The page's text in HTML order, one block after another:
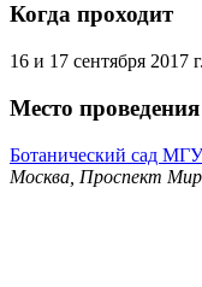
Когда проходит
16 и 17 сентября 2017 г.
Место проведения
Ботанический сад
Москва, Проспект